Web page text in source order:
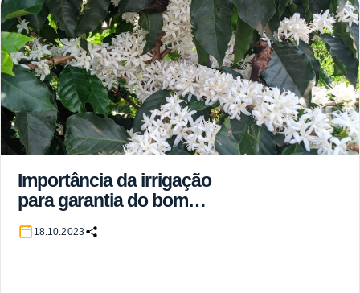
Importância da irrigação
para garantia do bom
pegamento da florada do
cafeeiro arábica
18.10.2023